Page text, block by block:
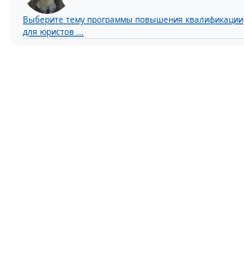
Выберите тему программы повышения квалификации
для юристов ...